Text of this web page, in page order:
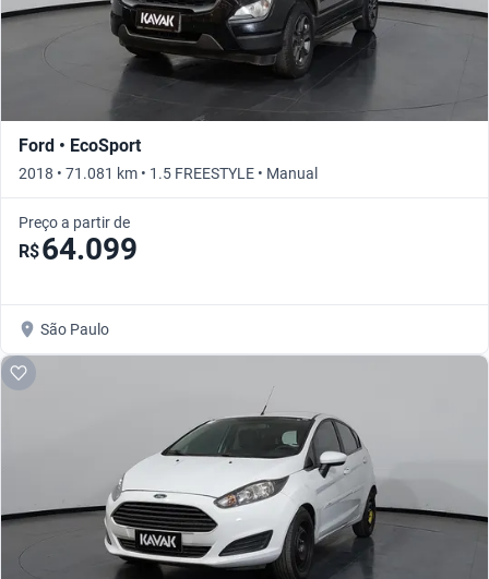
Ford • EcoSport
2018 • 71.081 km • 1.5 FREESTYLE • Manual
Preço a partir de
R$64.099
São Paulo